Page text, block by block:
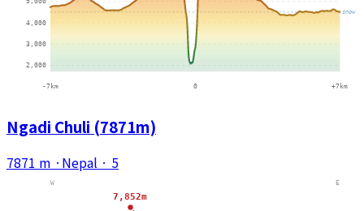
Ngadi Chuli (7871m)
7871 m · Nepal · 5